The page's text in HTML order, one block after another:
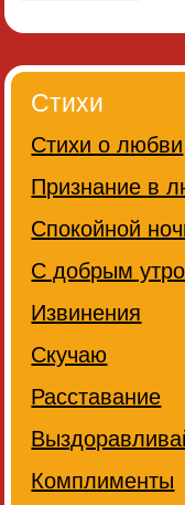
Стихи
Стихи о любви
Признание в
Спокойной
С добрым
Извинения
Скучаю
Расставание
Комплименты